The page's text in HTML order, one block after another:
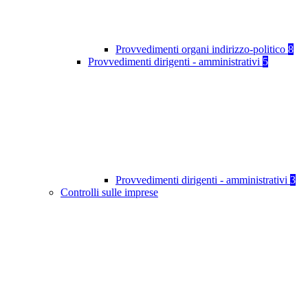
Provvedimenti organi indirizzo-politico 8
Provvedimenti dirigenti - amministrativi 5
Provvedimenti dirigenti - amministrativi 3
Controlli sulle imprese